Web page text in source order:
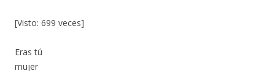
[Visto: 699 veces]
Eras tú
mujer